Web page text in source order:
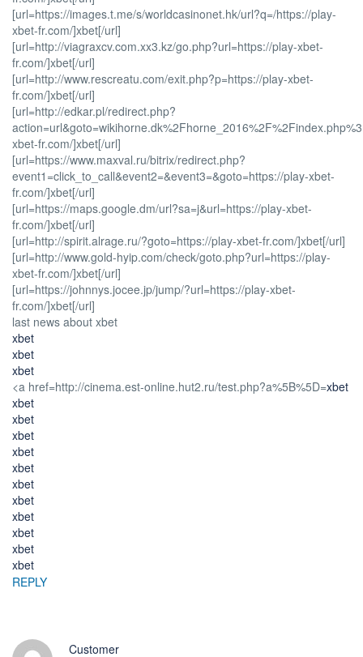
[url=https://images.t.me/s/worldcasinonet.hk/url?q=/https://play-
xbet-fr.com/]xbet[/url]
[url=http://viagraxcv.com.xx3.kz/go.php?url=https://play-xbet-
fr.com/]xbet[/url]
[url=http://www.rescreatu.com/exit.php?p=https://play-xbet-
fr.com/]xbet[/url]
[url=http://edkar.pl/redirect.php?
xbet-fr.com/]xbet[/url]
[url=https://www.maxval.ru/bitrix/redirect.php?
event1=click_to_call&event2=&event3=&goto=https://play-xbet-
fr.com/]xbet[/url]
[url=https://maps.google.dm/url?sa=j&url=https://play-xbet-
fr.com/]xbet[/url]
[url=http://spirit.alrage.ru/?goto=https://play-xbet-fr.com/]xbet[/url]
[url=http://www.gold-hyip.com/check/goto.php?url=https://play-
xbet-fr.com/]xbet[/url]
[url=https://johnnys.jocee.jp/jump/?url=https://play-xbet-
fr.com/]xbet[/url]
last news about xbet
xbet
xbet
xbet
<a href=http://cinema.est-online.hut2.ru/test.php?a%5B%5D=xbet
xbet
xbet
xbet
xbet
xbet
xbet
xbet
xbet
xbet
xbet
xbet
REPLY
Customer